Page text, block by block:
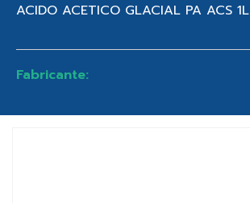
ACIDO ACETICO GLACIAL PA ACS 1L
Fabricante: